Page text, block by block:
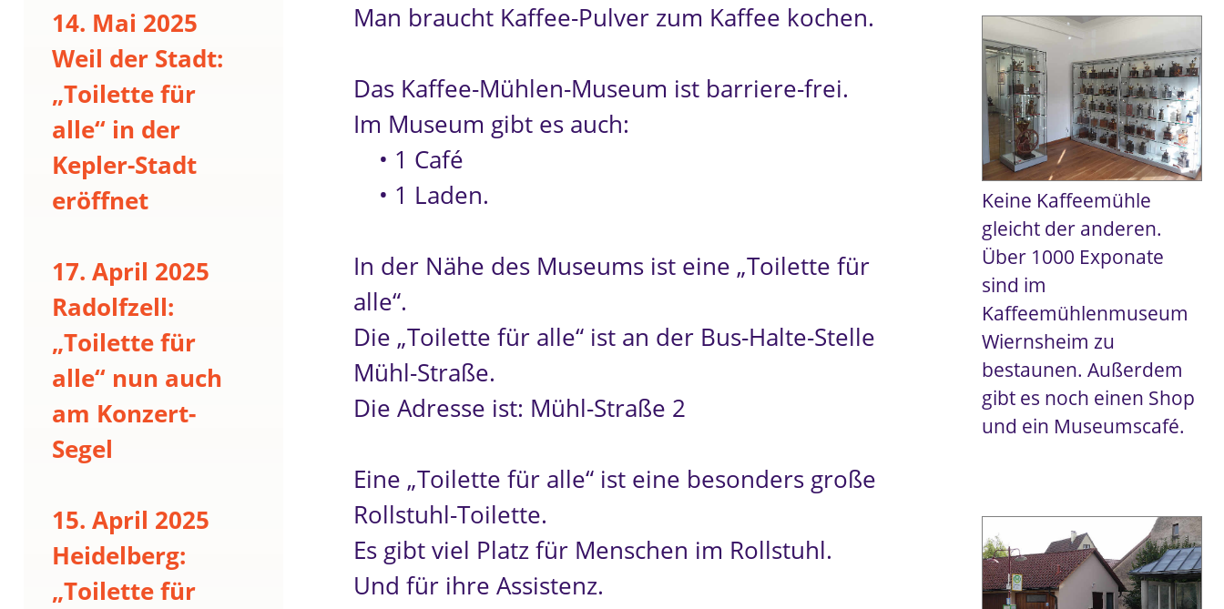
14. Mai 2025
Weil der Stadt:
„Toilette für
alle“ in der
Kepler-Stadt
eröffnet
17. April 2025
Radolfzell:
„Toilette für
alle“ nun auch
am Konzert-
Segel
15. April 2025
Heidelberg:
„Toilette für
Man braucht Kaffee-Pulver zum Kaffee kochen.
Das Kaffee-Mühlen-Museum ist barriere-frei.
Im Museum gibt es auch:
• 1 Café
• 1 Laden.
In der Nähe des Museums ist eine „Toilette für
alle“.
Die „Toilette für alle“ ist an der Bus-Halte-Stelle
Mühl-Straße.
Die Adresse ist: Mühl-Straße 2
Eine „Toilette für alle“ ist eine besonders große
Rollstuhl-Toilette.
Es gibt viel Platz für Menschen im Rollstuhl.
Und für ihre Assistenz.
Keine Kaffeemühle
gleicht der anderen.
Über 1000 Exponate
sind im
Kaffeemühlenmuseum
Wiernsheim zu
bestaunen. Außerdem
gibt es noch einen Shop
und ein Museumscafé.